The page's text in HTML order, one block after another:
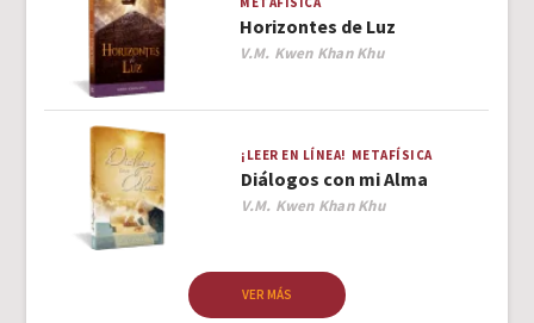
Horizontes de Luz
Author
V.M. Kwen Khan Khu
¡LEER EN LÍNEA! METAFÍSICA
Diálogos con mi Alma
Author
V.M. Kwen Khan Khu
VER MÁS